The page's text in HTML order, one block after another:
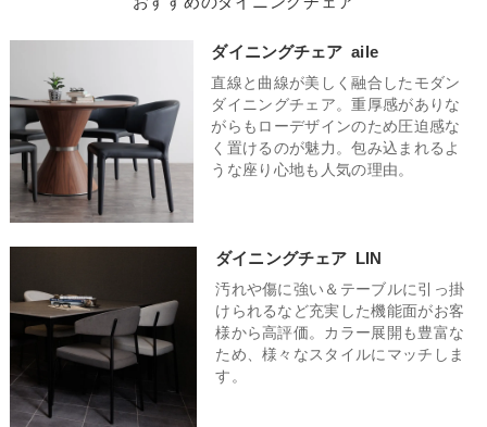
なイエローもおすすめ。全て統一したカラーにするのもいいで
ことで、ありきたりなダイニングをワンランク上のおしゃれな
空間に仕上げてくれます。
わせて座面高を微調整できる昇降機能はあると便利です。来客
納性、そしてどんな人にも快適な座り心地がポイントです。軽
量なポリプロピレンチェアや使わない時に重ねて収納できるス
タッキングチェアがおすすめ。二人暮らしの場合は、省スペー
スを意識しつつも、二人でゆったりとくつろげる空間を作りた
い場合に注目したいポイントです。圧迫感のないスリムなデザ
インや、アームレスのチェアを選ぶと、空間を広く見せる効果
があります。軽やかなデザインや見た目に重たさを感じさせな
い素材を選ぶと、お部屋全体がスッキリします。
テイストなど、様々なテイストにマッチします。モダンな雰囲
気もありながら温かみを感じることができるナチュラルモダン
なテイストにはウォールナットを使用したチェアがおすすめ。
深みのある重厚な雰囲気と木のぬくもりが相俟って、居心地の
良い空間が完成します。素朴で優しい雰囲気を演出してくれる
北欧テイストなダイニングチェアはとても人気で、おしゃれ空
間になること間違いなし。
ダイニングチェア aile
直線と曲線が美しく融合したモダン
ダイニングチェア。重厚感がありな
がらもローデザインのため圧迫感な
く置けるのが魅力。包み込まれるよ
うな座り心地も人気の理由。
ダイニングチェア LIN
汚れや傷に強い＆テーブルに引っ掛
けられるなど充実した機能面がお客
様から高評価。カラー展開も豊富な
ため、様々なスタイルにマッチしま
す。